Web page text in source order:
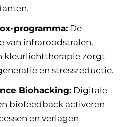
programma:De
van infraroodstralen,
kleurlichttherapie zorgt
en stressreductie.
Biohacking:Digitale
biofeedback activeren
en verlagen